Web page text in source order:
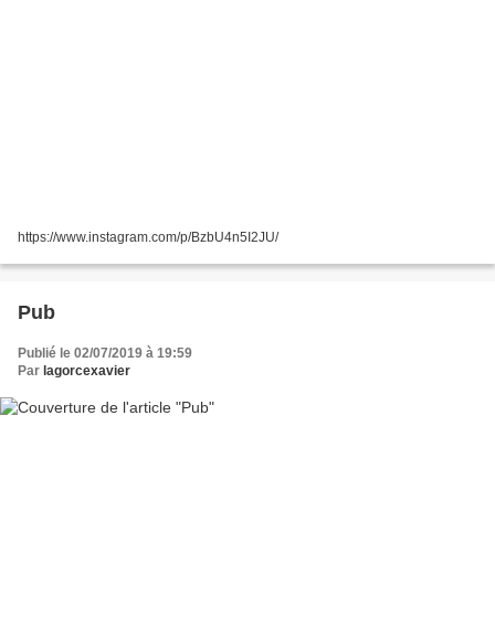
https://www.instagram.com/p/BzbU4n5I2JU/
Pub
Publié le 02/07/2019 à 19:59
Par lagorcexavier